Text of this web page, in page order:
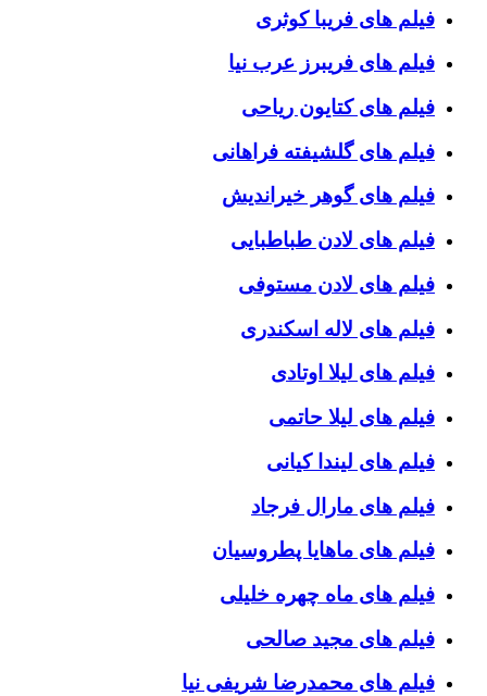
فیلم های فریبا کوثری
فیلم های فریبرز عرب نیا
فیلم های کتایون ریاحی
فیلم های گلشیفته فراهانی
فیلم های گوهر خیراندیش
فیلم های لادن طباطبایی
فیلم های لادن مستوفی
فیلم های لاله اسکندری
فیلم های لیلا اوتادی
فیلم های لیلا حاتمی
فیلم های لیندا کیانی
فیلم های مارال فرجاد
فیلم های ماهایا پطروسیان
فیلم های ماه چهره خلیلی
فیلم های مجید صالحی
فیلم های محمدرضا شریفی نیا